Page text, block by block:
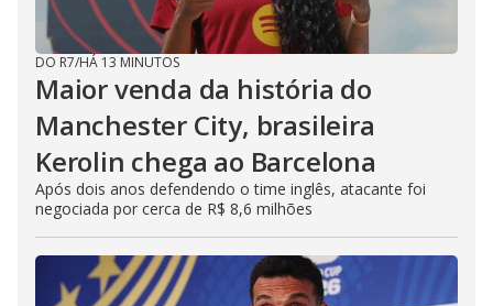
DO R7/HÁ 13 MINUTOS
Maior venda da história do
Manchester City, brasileira
Kerolin chega ao Barcelona
Após dois anos defendendo o time inglês, atacante foi
negociada por cerca de R$ 8,6 milhões